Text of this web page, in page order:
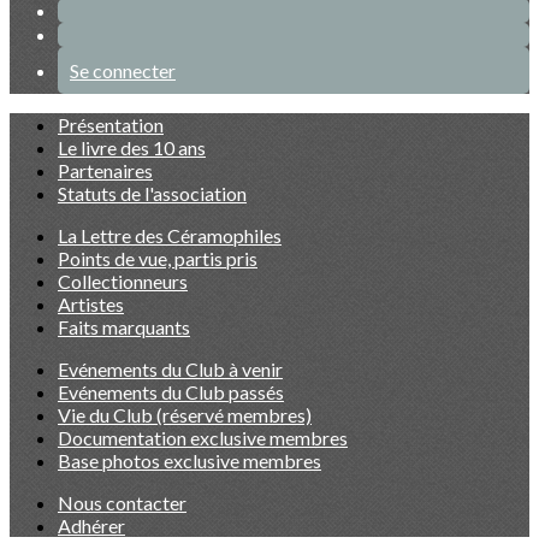
Se connecter
Présentation
Le livre des 10 ans
Partenaires
Statuts de l'association
La Lettre des Céramophiles
Points de vue, partis pris
Collectionneurs
Artistes
Faits marquants
Evénements du Club à venir
Evénements du Club passés
Vie du Club (réservé membres)
Documentation exclusive membres
Base photos exclusive membres
Nous contacter
Adhérer